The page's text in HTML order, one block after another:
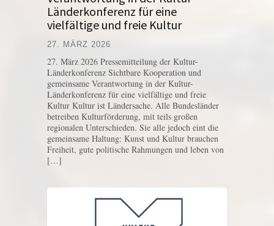
Länderkonferenz für eine
vielfältige und freie Kultur
27. MÄRZ 2026
27. März 2026 Pressemitteilung der Kultur-
Länderkonferenz Sichtbare Kooperation und
gemeinsame Verantwortung in der Kultur-
Länderkonferenz für eine vielfältige und freie
Kultur Kultur ist Ländersache. Alle Bundesländer
betreiben Kulturförderung, mit teils großen
regionalen Unterschieden. Sie alle jedoch eint die
gemeinsame Haltung: Kunst und Kultur brauchen
Freiheit, gute politische Rahmungen und leben von
[…]